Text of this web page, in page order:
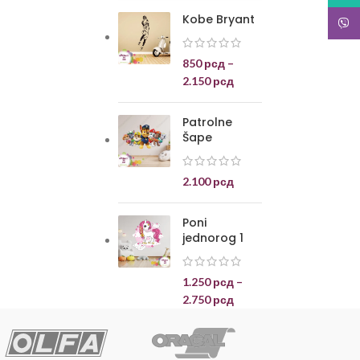
Kobe Bryant
850рсд –
2.150рсд
Patrolne
Šape
2.100рсд
Poni
jednorog 1
1.250рсд –
2.750рсд
Viber